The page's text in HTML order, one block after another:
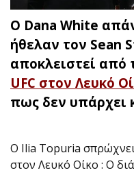
Ο Dana White
ήθελαν τον Sean
αποκλειστεί από
UFC στον Λευκό
πως δεν υπάρχει
Ο Ilia Topuria
στον Λευκό Οίκο : Ο